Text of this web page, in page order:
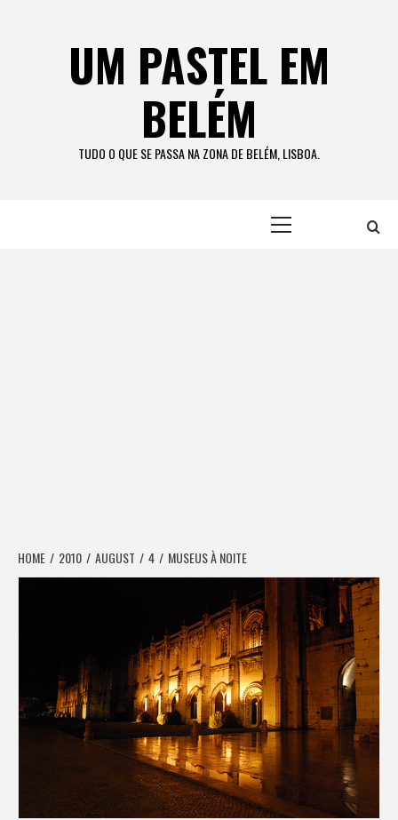
UM PASTEL EM
BELÉM
TUDO O QUE SE PASSA NA ZONA DE BELÉM, LISBOA.
HOME 2010 AUGUST 4 MUSEUS À NOITE